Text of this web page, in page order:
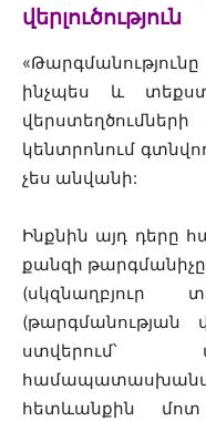
վերլուծություն
ինչպես և
կենտրոնում
չես անվանի:
Ինքնին այդ դերը
քանզի
(թարգմանության
ստվերում՝
հետևանքին